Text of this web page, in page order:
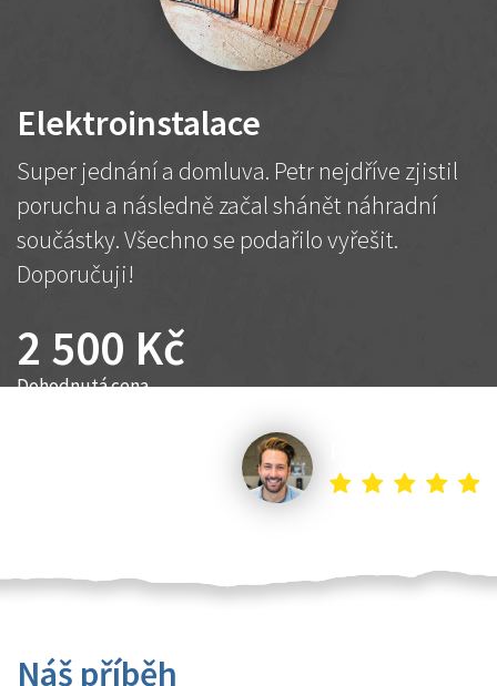
Elektroinstalace
Super jednání a domluva. Petr nejdříve zjistil
poruchu a následně začal shánět náhradní
součástky. Všechno se podařilo vyřešit.
Doporučuji!
2 500 Kč
Dohodnutá cena
Náš příběh